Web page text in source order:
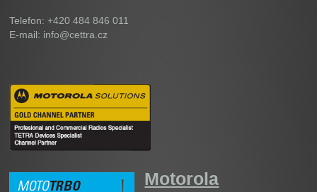
Telefon: +420 484 846 011
E-mail: info@cettra.cz
Motorola